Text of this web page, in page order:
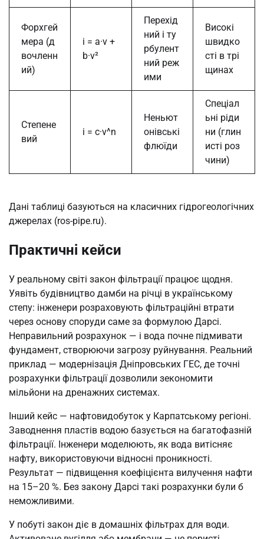
Форхгей
мера (д
вочленн
ий)
i = a·v +
b·v²
Перехід
ний і ту
рбулент
ний реж
ими
Високі
швидко
сті в трі
щинах
Степене
вий
i = c·v^n
Неньют
онівські
флюїди
Спеціал
ьні ріди
ни (глин
исті роз
чини)
Дані таблиці базуються на класичних гідрогеологічних
джерелах (ros-pipe.ru).
Практичні кейси
У реальному світі закон фільтрації працює щодня.
Уявіть будівництво дамби на річці в українському
степу: інженери розраховують фільтраційні втрати
через основу споруди саме за формулою Дарсі.
Неправильний розрахунок — і вода почне підмивати
фундамент, створюючи загрозу руйнування. Реальний
приклад — модернізація Дніпровських ГЕС, де точні
розрахунки фільтрації дозволили зекономити
мільйони на дренажних системах.
Інший кейс — нафтовидобуток у Карпатському регіоні.
Заводнення пластів водою базується на багатофазній
фільтрації. Інженери моделюють, як вода витісняє
нафту, використовуючи відносні проникності.
Результат — підвищення коефіцієнта вилучення нафти
на 15–20 %. Без закону Дарсі такі розрахунки були б
неможливими.
У побуті закон діє в домашніх фільтрах для води.